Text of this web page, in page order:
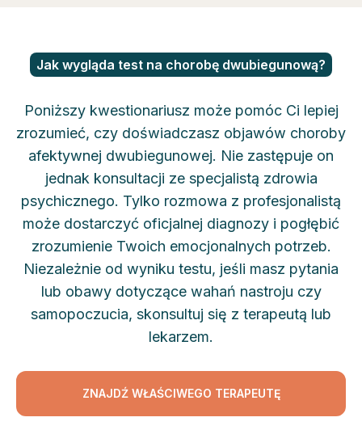
Jak wygląda test na chorobę dwubiegunową?
Poniższy kwestionariusz może pomóc Ci lepiej
zrozumieć, czy doświadczasz objawów choroby
afektywnej dwubiegunowej. Nie zastępuje on
jednak konsultacji ze specjalistą zdrowia
psychicznego. Tylko rozmowa z profesjonalistą
może dostarczyć oficjalnej diagnozy i pogłębić
zrozumienie Twoich emocjonalnych potrzeb.
Niezależnie od wyniku testu, jeśli masz pytania
lub obawy dotyczące wahań nastroju czy
samopoczucia, skonsultuj się z terapeutą lub
lekarzem.
ZNAJDŹ WŁAŚCIWEGO TERAPEUTĘ